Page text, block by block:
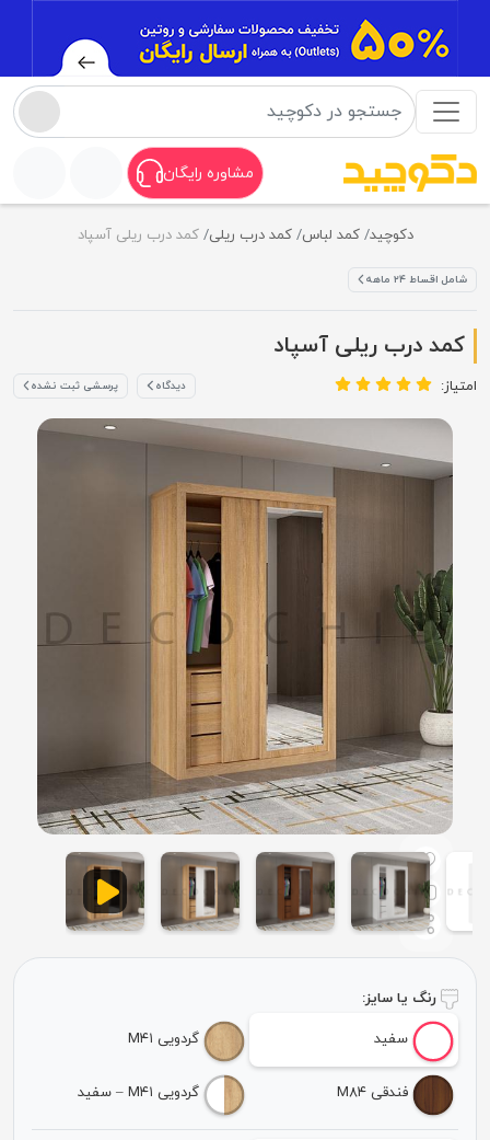
مشاوره رایگان
دکوچید کمد لباس کمد درب ریلی کمد درب ریلی آسپاد
شامل اقساط ۲۴ ماهه
کمد درب ریلی آسپاد
امتیاز: دیدگاه پرسشی ثبت نشده
رنگ یا سایز:
سفید گردویی M۴۱
فندقی M۸۴ گردویی M۴۱ – سفید